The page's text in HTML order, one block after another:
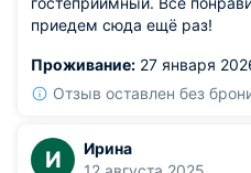
приедем сюда ещё раз!
Проживание: 27 января
Отзыв оставлен без
И
Ирина